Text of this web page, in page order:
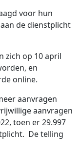
voor hun
de dienstplicht
zich op 10 april
en
online.
aanvragen
aanvragen
toen er 29.997
De telling